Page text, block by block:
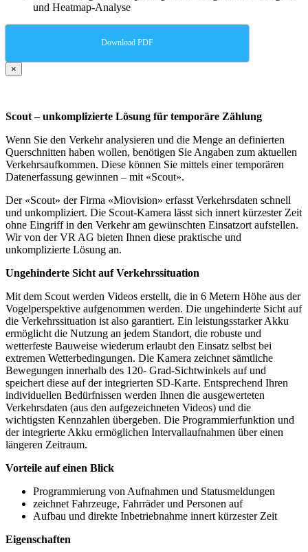
und Heatmap-Analyse
Download PDF
×
Scout – unkomplizierte Lösung für temporäre Zählung
Wenn Sie den Verkehr analysieren und die Menge an definierten
Querschnitten haben wollen, benötigen Sie Angaben zum aktuellen
Verkehrsaufkommen. Diese können Sie mittels einer temporären
Datenerfassung gewinnen – mit «Scout».
Der «Scout» der Firma «Miovision» erfasst Verkehrsdaten schnell
und unkompliziert. Die Scout-Kamera lässt sich innert kürzester Zeit
ohne Eingriff in den Verkehr am gewünschten Einsatzort aufstellen.
Wir von der VR AG bieten Ihnen diese praktische und
unkomplizierte Lösung an.
Ungehinderte Sicht auf Verkehrssituation
Mit dem Scout werden Videos erstellt, die in 6 Metern Höhe aus der
Vogelperspektive aufgenommen werden. Die ungehinderte Sicht auf
die Verkehrssituation ist also garantiert. Ein leistungsstarker Akku
ermöglicht die Nutzung an jedem Standort, die robuste und
wetterfeste Bauweise wiederum erlaubt den Einsatz selbst bei
extremen Wetterbedingungen. Die Kamera zeichnet sämtliche
Bewegungen innerhalb des 120- Grad-Sichtwinkels auf und
speichert diese auf der integrierten SD-Karte. Entsprechend Ihren
individuellen Bedürfnissen werden Ihnen die ausgewerteten
Verkehrsdaten (aus den aufgezeichneten Videos) und die
wichtigsten Kennzahlen übergeben. Die Programmierfunktion und
der integrierte Akku ermöglichen Intervallaufnahmen über einen
längeren Zeitraum.
Vorteile auf einen Blick
Programmierung von Aufnahmen und Statusmeldungen
zeichnet Fahrzeuge, Fahrräder und Personen auf
Aufbau und direkte Inbetriebnahme innert kürzester Zeit
Eigenschaften